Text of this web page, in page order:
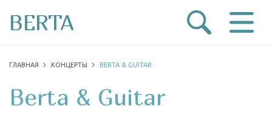
BERTA
ГЛАВНАЯ КОНЦЕРТЫ BERTA & GUITAR
Berta & Guitar